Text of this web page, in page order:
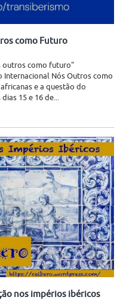
como Futuro
outros como futuro"
Internacional Nós Outros como
e a questão do
15 e 16 de...
nos impérios ibéricos